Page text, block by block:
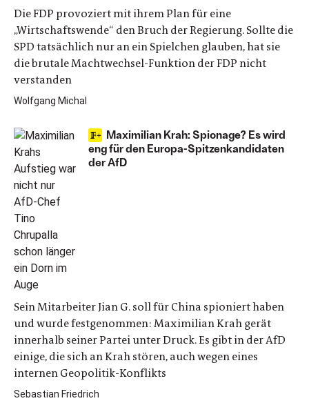
Die FDP provoziert mit ihrem Plan für eine
„Wirtschaftswende“ den Bruch der Regierung. Sollte die
SPD tatsächlich nur an ein Spielchen glauben, hat sie
die brutale Machtwechsel-Funktion der FDP nicht
verstanden
Wolfgang Michal
Maximilian Krah: Spionage? Es wird
eng für den Europa-Spitzenkandidaten
der AfD
Sein Mitarbeiter Jian G. soll für China spioniert haben
und wurde festgenommen: Maximilian Krah gerät
innerhalb seiner Partei unter Druck. Es gibt in der AfD
einige, die sich an Krah stören, auch wegen eines
internen Geopolitik-Konflikts
Sebastian Friedrich